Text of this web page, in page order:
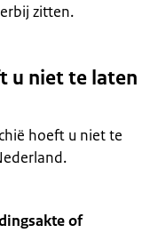
zitten.
u niet te laten
hoeft u niet te
of